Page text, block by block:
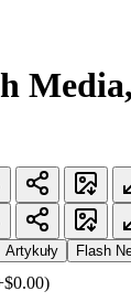
Artykuły Flash